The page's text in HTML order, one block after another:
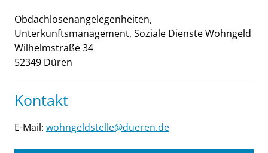
Obdachlosenangelegenheiten,
Unterkunftsmanagement, Soziale DiensteWohngeld
Wilhelmstraße34
52349 Düren
Kontakt
E-Mail: wohngeldstelle@dueren.de